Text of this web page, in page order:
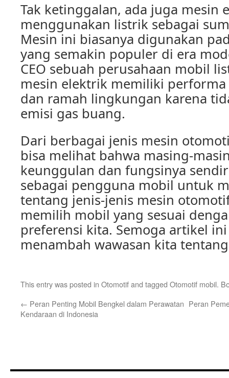
Tak ketinggalan, ada juga mesin
menggunakan listrik sebagai
Mesin ini biasanya digunakan
yang semakin populer di era
CEO sebuah perusahaan mobil
mesin elektrik memiliki
dan ramah lingkungan karena
emisi gas buang.
Dari berbagai jenis mesin
bisa melihat bahwa masing-
keunggulan dan fungsinya
sebagai pengguna mobil untuk
tentang jenis-jenis mesin
memilih mobil yang sesuai
preferensi kita. Semoga artikel
menambah wawasan kita
This entry was posted in Otomotifand tagged Otomotif mobil.
← Peran Penting Mobil Bengkel dalam Perawatan
Kendaraan di Indonesia
Peran